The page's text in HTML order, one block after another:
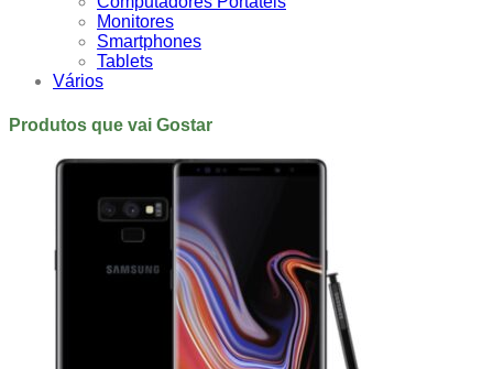
Monitores
Smartphones
Tablets
Vários
Produtos que vai Gostar